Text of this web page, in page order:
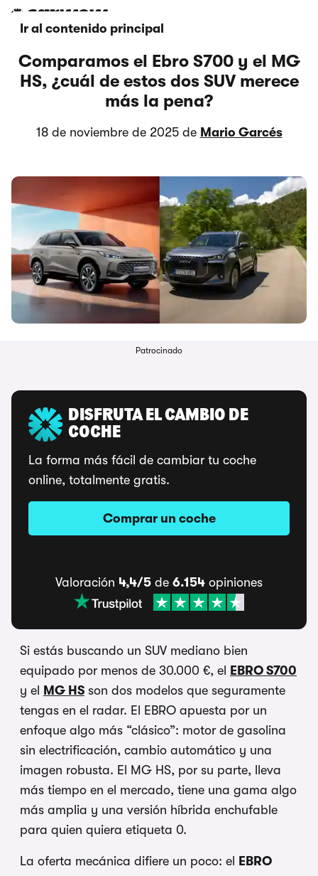
Ir al contenido principal
Comparamos el Ebro S700 y el MG
HS, ¿cuál de estos dos SUV merece
más la pena?
18 de noviembre de 2025 de Mario Garcés
Patrocinado
Si estás buscando un SUV mediano bien
equipado por menos de 30.000 €, el
EBRO S700
y el
MG HS son dos modelos que seguramente
tengas en el radar. El EBRO apuesta por un
enfoque algo más “clásico”: motor de gasolina
sin electrificación, cambio automático y una
imagen robusta. El MG HS, por su parte, lleva
más tiempo en el mercado, tiene una gama algo
más amplia y una versión híbrida enchufable
para quien quiera etiqueta 0.
La oferta mecánica difiere un poco: el
EBRO
DISFRUTA EL CAMBIO DE
COCHE
La forma más fácil de cambiar tu coche
online, totalmente gratis.
Comprar un coche
Valoración 4,4/5 de 6.154 opiniones